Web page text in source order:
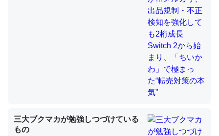
─ニュース :: 【研究発表】昆虫学の大問題＝「昆虫はなぜ海にいな
これを元に考えるとカルシウムを大量に使う脊椎動物と貝
類は苦労してるんだな…。腹足類だと殻を無くしてナメク
─ニュース :: 【研究発表】昆虫学の大問題＝「昆虫はなぜ海にいな
いのか」に関する新仮説
三大ブクマカが勉強しつづけている
もの